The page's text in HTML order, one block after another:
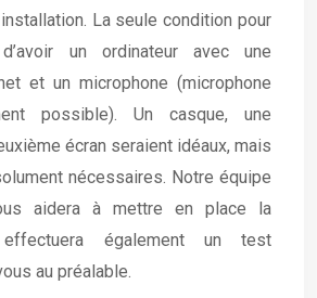
La seule condition pour
un ordinateur avec une
et un microphone (microphone
possible). Un casque, une
écran seraient idéaux, mais
nécessaires. Notre équipe
aidera à mettre en place la
également un test
au préalable.